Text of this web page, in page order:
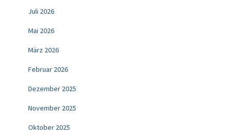
Juli 2026
Mai 2026
März 2026
Februar 2026
Dezember 2025
November 2025
Oktober 2025